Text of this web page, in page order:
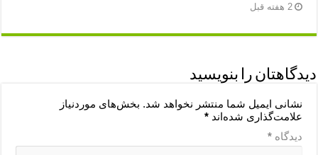
2 هفته قبل
دیدگاهتان را بنویسید
نشانی ایمیل شما منتشر نخواهد شد. بخش‌های موردنیاز
علامت‌گذاری شده‌اند*
دیدگاه*